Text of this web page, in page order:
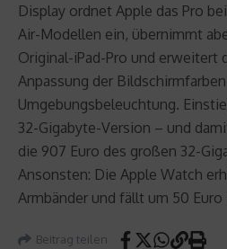
Display ordnet Apple das Pro
Air-Modellen ein, übernimmt
Original-iPad-Pro und erweitert
Anpassung der
Umgebungsbeleuchtung.
32-Gigabyte-Version – und
die 907 Euro des großen 32-
Ansonsten: Die Apple Watch
Armbänder und fällt um 50 Euro
Beitrag teilen